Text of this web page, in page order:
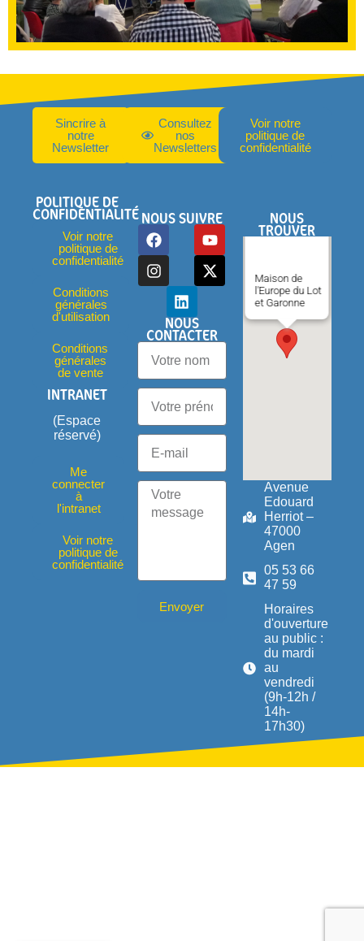
Sincrire à
notre
Newsletter
Consultez
nos
Newsletters
Voir notre
politique de
confidentialité
POLITIQUE DE
CONFIDENTIALITÉ
Voir notre
politique de
confidentialité
Conditions
générales
d'utilisation
Conditions
générales
de vente
INTRANET
(Espace
réservé)
Me
connecter
à
l'intranet
Voir notre
politique de
confidentialité
NOUS SUIVRE
NOUS
CONTACTER
Envoyer
NOUS
TROUVER
Maison de
l'Europe du Lot
et Garonne
Avenue
Edouard
Herriot –
47000
Agen
05 53 66
47 59
Horaires
d'ouverture
au public :
du mardi
au
vendredi
(9h-12h /
14h-
17h30)